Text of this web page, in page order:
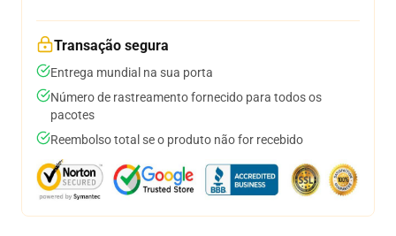
Transação segura
Entrega mundial na sua porta
Número de rastreamento fornecido para todos os
pacotes
Reembolso total se o produto não for recebido